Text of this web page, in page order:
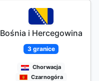
Bośnia i Hercegowina
3 granice
Chorwacja
Czarnogóra